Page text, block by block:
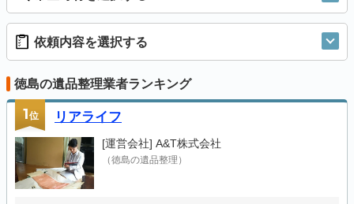
依頼内容を選択する
徳島の遺品整理業者ランキング
1位 リアライフ
[運営会社] A&T株式会社
（徳島の遺品整理）